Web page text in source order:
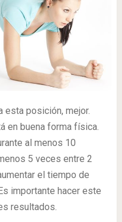
esta posición, mejor.
en buena forma física.
al menos 10
5 veces entre 2
el tiempo de
importante hacer este
resultados.